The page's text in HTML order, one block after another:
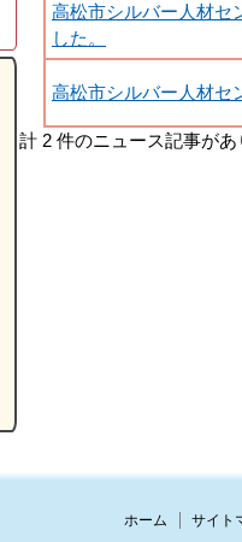
高松市シルバー人材セ
した。
高松市シルバー人材セ
計 2 件のニュース記事があ
ホーム
サイト